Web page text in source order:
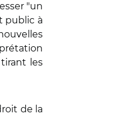
"un
public à
les
de la